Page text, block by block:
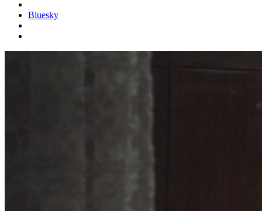
Bluesky